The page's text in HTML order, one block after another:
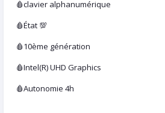
🩸clavier alphanumérique
🩸État 💯
🩸10ème génération
🩸Intel(R) UHD Graphics
🩸Autonomie 4h